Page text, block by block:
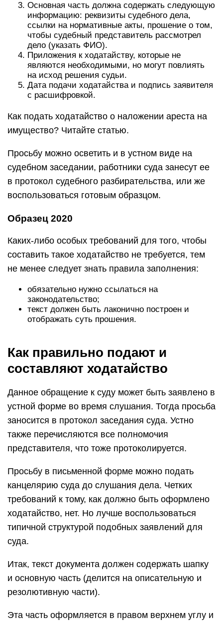
Основная часть должна содержать следующую
информацию: реквизиты судебного дела,
ссылки на нормативные акты, прошение о том,
чтобы судебный представитель рассмотрел
дело (указать ФИО).
Приложения к ходатайству, которые не
являются необходимыми, но могут повлиять
на исход решения судьи.
Дата подачи ходатайства и подпись заявителя
с расшифровкой.
Как подать ходатайство о наложении ареста на
имущество? Читайте статью.
Просьбу можно осветить и в устном виде на
судебном заседании, работники суда занесут ее
в протокол судебного разбирательства, или же
воспользоваться готовым образцом.
Образец 2020
Каких-либо особых требований для того, чтобы
составить такое ходатайство не требуется, тем
не менее следует знать правила заполнения:
обязательно нужно ссылаться на
законодательство;
текст должен быть лаконично построен и
отображать суть прошения.
Как правильно подают и
составляют ходатайство
Данное обращение к суду может быть заявлено в
устной форме во время слушания. Тогда просьба
заносится в протокол заседания суда. Устно
также перечисляются все полномочия
представителя, что тоже протоколируется.
Просьбу в письменной форме можно подать
канцелярию суда до слушания дела. Четких
требований к тому, как должно быть оформлено
ходатайство, нет. Но лучше воспользоваться
типичной структурой подобных заявлений для
суда.
Итак, текст документа должен содержать шапку
и основную часть (делится на описательную и
резолютивную части).
Эта часть оформляется в правом верхнем углу и